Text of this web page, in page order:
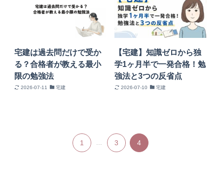
宅建は過去問だけで受か
る？合格者が教える最小
限の勉強法
2026-07-11 宅建
【宅建】知識ゼロから独
学1ヶ月半で一発合格！勉
強法と3つの反省点
2026-07-10 宅建
1 ... 3 4